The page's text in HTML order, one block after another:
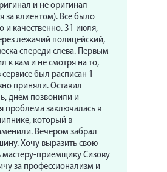
и не оригинал
за клиентом). Все было
и качественно. 31 июля,
лежачий полицейский,
спереди слева. Первым
к вам и не смотря на то,
сервисе был расписан 1
приняли. Оставил
днем позвонили и
проблема заключалась в
который в
Вечером забрал
Хочу выразить свою
мастеру-приемщику Сизову
за профессионализм и